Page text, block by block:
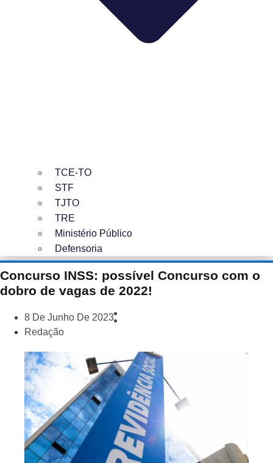
TCE-TO
STF
TJTO
TRE
Ministério Público
Defensoria
Concurso INSS: possível Concurso com o
dobro de vagas de 2022!
8 De Junho De 2023
Redação